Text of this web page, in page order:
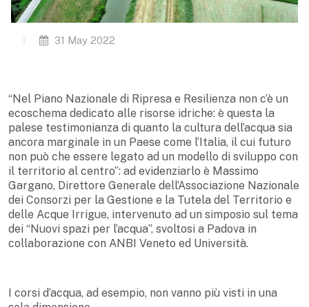
31 May 2022
“Nel Piano Nazionale di Ripresa e Resilienza non c’è un
ecoschema dedicato alle risorse idriche: è questa la
palese testimonianza di quanto la cultura dell’acqua sia
ancora marginale in un Paese come l’Italia, il cui futuro
non può che essere legato ad un modello di sviluppo con
il territorio al centro”: ad evidenziarlo è Massimo
Gargano, Direttore Generale dell’Associazione Nazionale
dei Consorzi per la Gestione e la Tutela del Territorio e
delle Acque Irrigue, intervenuto ad un simposio sul tema
dei “Nuovi spazi per l’acqua”, svoltosi a Padova in
collaborazione con ANBI Veneto ed Università.
I corsi d’acqua, ad esempio, non vanno più visti in una